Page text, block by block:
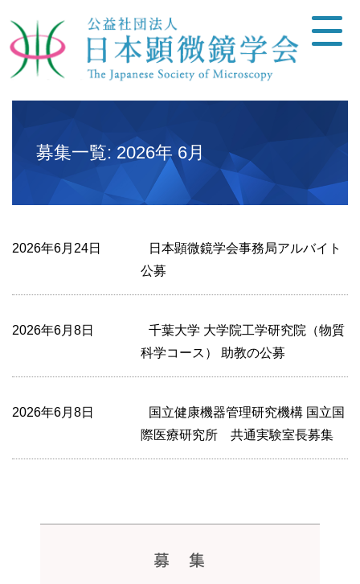
募集一覧: 2026年 6月
2026年6月24日
日本顕微鏡学会事務局アルバイト
公募
2026年6月8日
千葉大学 大学院工学研究院（物質
科学コース） 助教の公募
2026年6月8日
国立健康機器管理研究機構 国立国
際医療研究所 共通実験室長募集
募 集